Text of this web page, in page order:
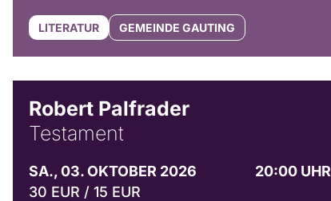
LITERATUR GEMEINDE GAUTING
Robert Palfrader
Testament
SA., 03. OKTOBER 2026
20:00 UHR
30 EUR / 15 EUR